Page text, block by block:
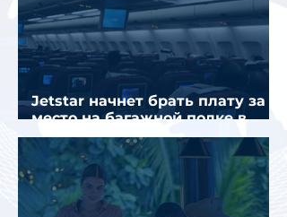
Jetstar начнет брать плату за
место на багажной полке в
салоне самолета